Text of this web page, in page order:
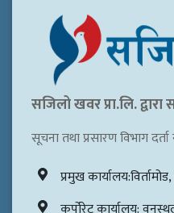
सजिलो खवर प्रा.लि. द्वारा
सूचना तथा प्रसारण विभाग
प्रमुख